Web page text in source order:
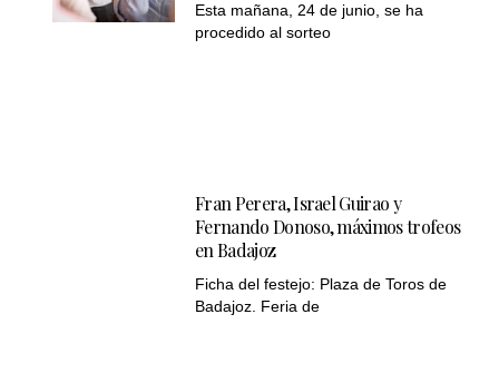
Esta mañana, 24 de junio, se ha
procedido al sorteo
Fran Perera, Israel Guirao y
Fernando Donoso, máximos trofeos
en Badajoz
Ficha del festejo: Plaza de Toros de
Badajoz. Feria de